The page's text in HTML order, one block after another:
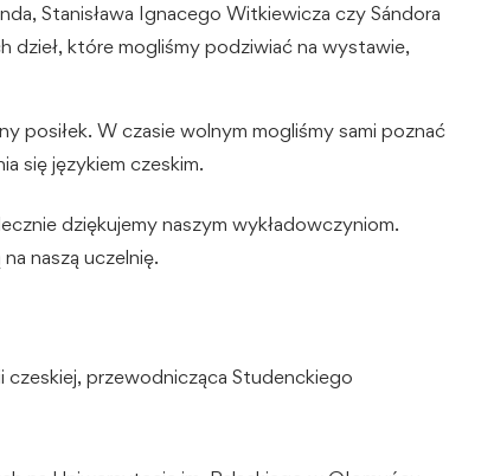
Stanisława Ignacego Witkiewicza czy Sándora
dzieł, które mogliśmy podziwiać na wystawie,
posiłek. W czasie wolnym mogliśmy sami poznać
się językiem czeskim.
dziękujemy naszym wykładowczyniom.
naszą uczelnię.
przewodnicząca Studenckiego